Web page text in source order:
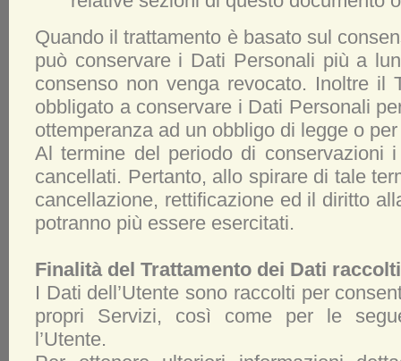
Quando il trattamento è basato sul
può conservare i Dati Personali più a
consenso non venga revocato. Inoltre il
obbligato a conservare i Dati Personali
ottemperanza ad un obbligo di legge o
Al termine del periodo di conservazioni
cancellati. Pertanto, allo spirare di tale
cancellazione, rettificazione ed il diritto
potranno più essere esercitati.
Finalità del Trattamento dei Dati raccolti
I Dati dell’Utente sono raccolti per
propri Servizi, così come per le
l’Utente.